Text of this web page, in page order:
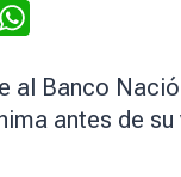
al Banco
antes de su